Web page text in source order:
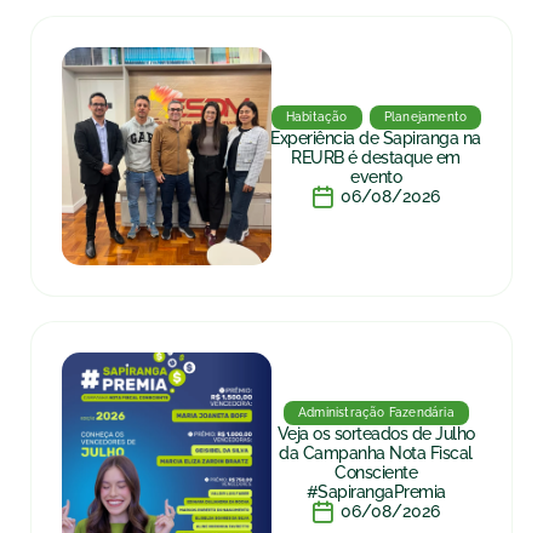
Habitação Planejamento
Experiência de Sapiranga na
REURB é destaque em
evento
06/08/2026
Administração Fazendária
Veja os sorteados de Julho
da Campanha Nota Fiscal
Consciente
#SapirangaPremia
06/08/2026